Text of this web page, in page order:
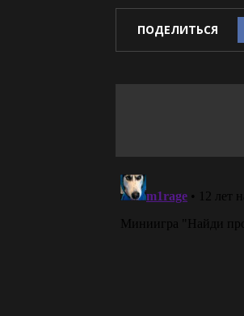
ПОДЕЛИТЬСЯ